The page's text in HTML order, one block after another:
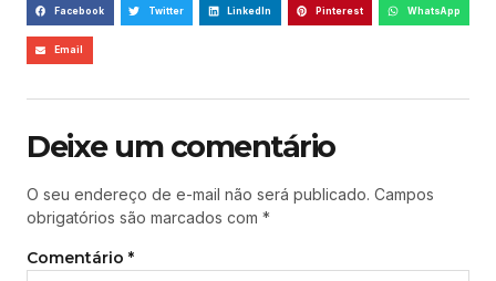
Facebook Twitter LinkedIn Pinterest WhatsApp
Email
Deixe um comentário
O seu endereço de e-mail não será publicado. Campos
obrigatórios são marcados com *
Comentário *